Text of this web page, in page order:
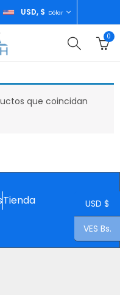
USD, $ Dólar
0
que coincidan
Tienda USD $
VES Bs.